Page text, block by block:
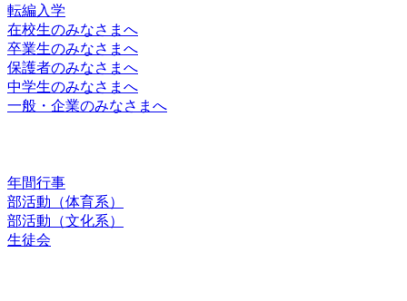
転編入学
在校生のみなさまへ
卒業生のみなさまへ
保護者のみなさまへ
中学生のみなさまへ
一般・企業のみなさまへ
年間行事
部活動（体育系）
部活動（文化系）
生徒会